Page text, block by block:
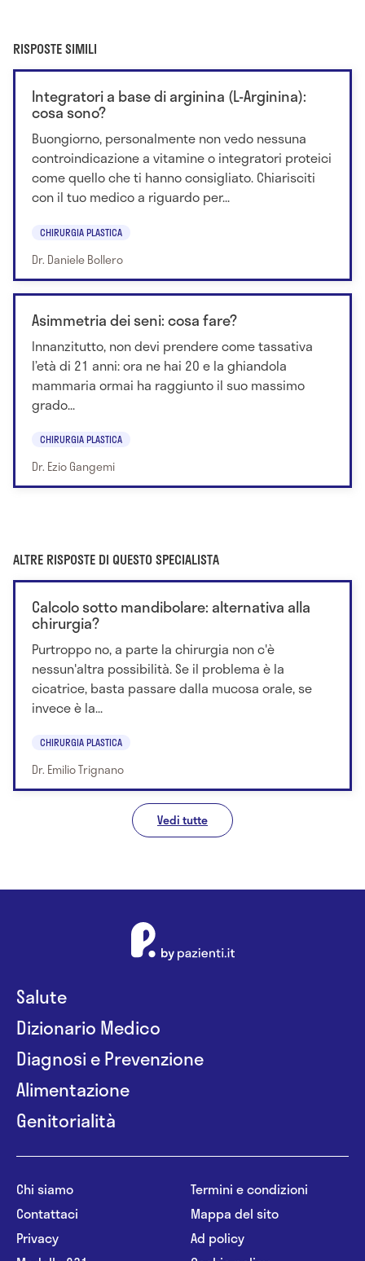
RISPOSTE SIMILI
Integratori a base di arginina (L-Arginina):
cosa sono?
Buongiorno, personalmente non vedo nessuna
controindicazione a vitamine o integratori proteici
come quello che ti hanno consigliato. Chiarisciti
con il tuo medico a riguardo per...
CHIRURGIA PLASTICA
Dr. Daniele Bollero
Asimmetria dei seni: cosa fare?
Innanzitutto, non devi prendere come tassativa
l’età di 21 anni: ora ne hai 20 e la ghiandola
mammaria ormai ha raggiunto il suo massimo
grado...
CHIRURGIA PLASTICA
Dr. Ezio Gangemi
ALTRE RISPOSTE DI QUESTO SPECIALISTA
Calcolo sotto mandibolare: alternativa alla
chirurgia?
Purtroppo no, a parte la chirurgia non c'è
nessun'altra possibilità. Se il problema è la
cicatrice, basta passare dalla mucosa orale, se
invece è la...
CHIRURGIA PLASTICA
Dr. Emilio Trignano
Vedi tutte
Salute
Dizionario Medico
Diagnosi e Prevenzione
Alimentazione
Genitorialità
Chi siamo
Contattaci
Privacy
Termini e condizioni
Mappa del sito
Ad policy